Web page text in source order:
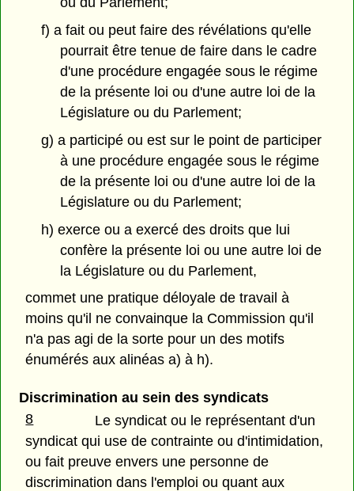
f) a fait ou peut faire des révélations qu'elle
pourrait être tenue de faire dans le cadre
d'une procédure engagée sous le régime
de la présente loi ou d'une autre loi de la
Législature ou du Parlement;
g) a participé ou est sur le point de participer
à une procédure engagée sous le régime
de la présente loi ou d'une autre loi de la
Législature ou du Parlement;
h) exerce ou a exercé des droits que lui
confère la présente loi ou une autre loi de
la Législature ou du Parlement,
commet une pratique déloyale de travail à
moins qu'il ne convainque la Commission qu'il
n'a pas agi de la sorte pour un des motifs
énumérés aux alinéas a) à h).
Discrimination au sein des syndicats
8
Le syndicat ou le représentant d'un
syndicat qui use de contrainte ou d'intimidation,
ou fait preuve envers une personne de
discrimination dans l'emploi ou quant aux